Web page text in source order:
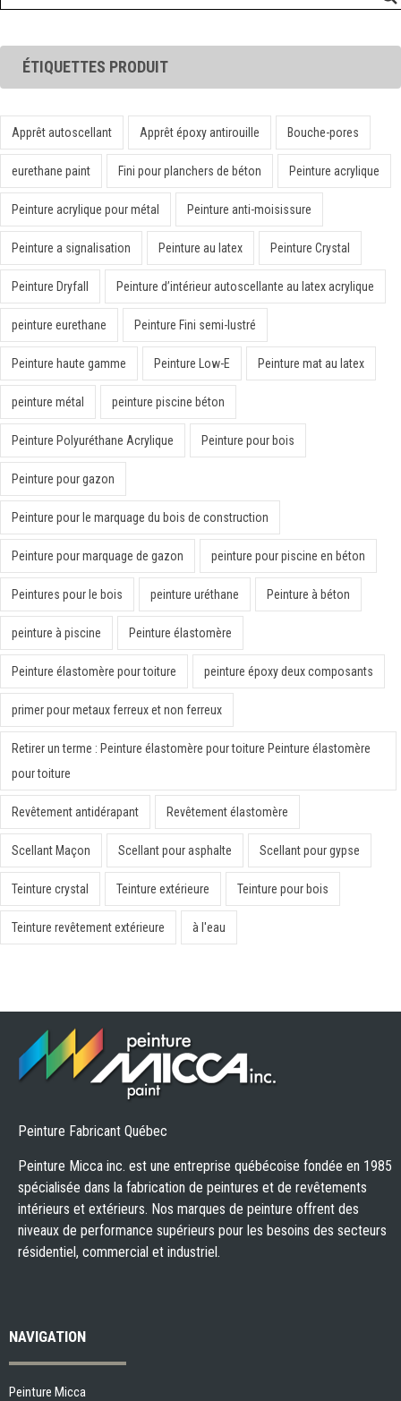
ÉTIQUETTES PRODUIT
Apprêt autoscellant Apprêt époxy antirouille Bouche-pores
eurethane paint Fini pour planchers de béton Peinture acrylique
Peinture acrylique pour métal Peinture anti-moisissure
Peinture a signalisation Peinture au latex Peinture Crystal
Peinture Dryfall Peinture d’intérieur autoscellante au latex acrylique
peinture eurethane Peinture Fini semi-lustré
Peinture haute gamme Peinture Low-E Peinture mat au latex
peinture métal peinture piscine béton
Peinture Polyuréthane Acrylique Peinture pour bois
Peinture pour gazon
Peinture pour le marquage du bois de construction
Peinture pour marquage de gazon peinture pour piscine en béton
Peintures pour le bois peinture uréthane Peinture à béton
peinture à piscine Peinture élastomère
Peinture élastomère pour toiture peinture époxy deux composants
primer pour metaux ferreux et non ferreux
Retirer un terme : Peinture élastomère pour toiture Peinture élastomère
pour toiture
Revêtement antidérapant Revêtement élastomère
Scellant Maçon Scellant pour asphalte Scellant pour gypse
Teinture crystal Teinture extérieure Teinture pour bois
Teinture revêtement extérieure à l'eau
Peinture Fabricant Québec
Peinture Micca inc. est une entreprise québécoise fondée en 1985
spécialisée dans la fabrication de peintures et de revêtements
intérieurs et extérieurs. Nos marques de peinture offrent des
niveaux de performance supérieurs pour les besoins des secteurs
résidentiel, commercial et industriel.
NAVIGATION
Peinture Micca